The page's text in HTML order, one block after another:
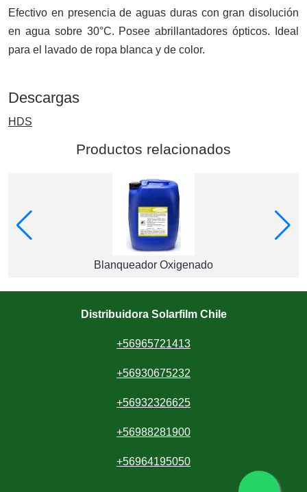
Efectivo en presencia de aguas duras con gran disolución
en agua sobre 30°C. Posee abrillantadores ópticos. Ideal
para el lavado de ropa blanca y de color.
Descargas
HDS
Productos relacionados
Blanqueador Oxigenado
Distribuidora Solarfilm Chile
+56965721413
+56930675232
+56932326625
+56988281900
+56964195050